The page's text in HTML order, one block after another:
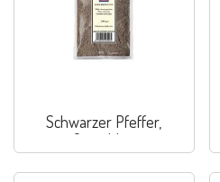
Schwarzer Pfeffer,
Gemahlen